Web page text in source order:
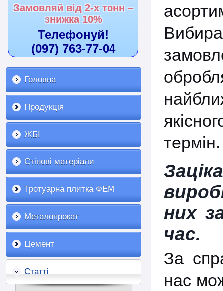
Замовляй від 2-х тонн –
знижка 10%
Телефонуй!
(097) 763-77-04
Головна
Продукція
ЖБІ
Стінові матеріали
Тротуарна плитка ФЕМ
Металопрокат
Цемент
Статті
термін.
них
час.
За
нас